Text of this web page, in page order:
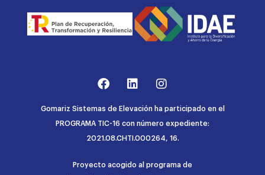
Gomariz Sistemas de Elevación ha participado en el
PROGRAMA TIC-16 con número expediente:
2021.08.CHTI.000264, 16.
Proyecto acogido al programa de